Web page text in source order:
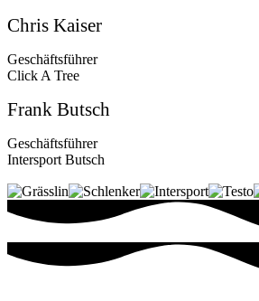
Chris Kaiser
Geschäftsführer
Click A Tree
Frank Butsch
Geschäftsführer
Intersport Butsch